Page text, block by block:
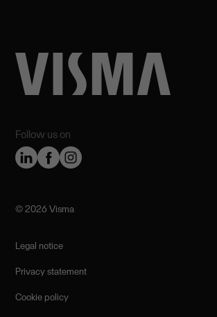
Follow us on
©️ 2026 Visma
Legal notice
Privacy statement
Cookie policy